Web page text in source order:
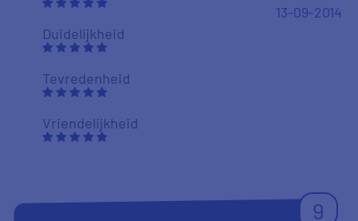
Duidelijkheid
Tevredenheid
Vriendelijkheid
13-09-2014
9